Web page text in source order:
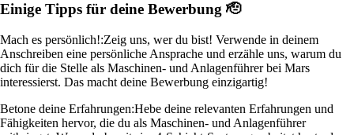
Einige Tipps für deine Bewerbung 🫡
Mach es persönlich!:Zeig uns, wer du bist! Verwende in deinem
Anschreiben eine persönliche Ansprache und erzähle uns, warum du
dich für die Stelle als Maschinen- und Anlagenführer bei Mars
interessierst. Das macht deine Bewerbung einzigartig!
Betone deine Erfahrungen:Hebe deine relevanten Erfahrungen und
Fähigkeiten hervor, die du als Maschinen- und Anlagenführer